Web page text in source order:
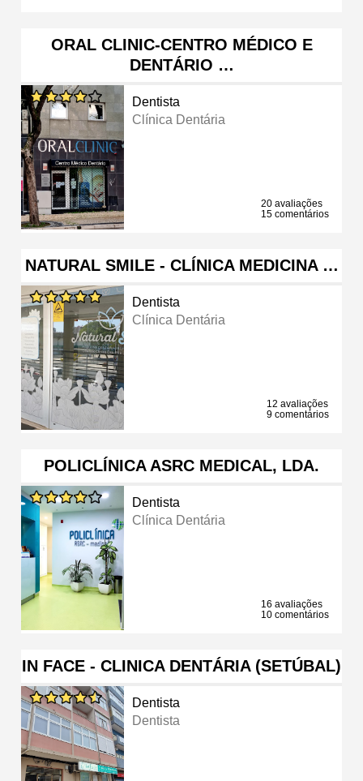
ORAL CLINIC-CENTRO MÉDICO E
DENTÁRIO …
Dentista
Clínica Dentária
20 avaliações
15 comentários
NATURAL SMILE - CLÍNICA MEDICINA …
Dentista
Clínica Dentária
12 avaliações
9 comentários
POLICLÍNICA ASRC MEDICAL, LDA.
Dentista
Clínica Dentária
16 avaliações
10 comentários
IN FACE - CLINICA DENTÁRIA (SETÚBAL)
Dentista
Dentista